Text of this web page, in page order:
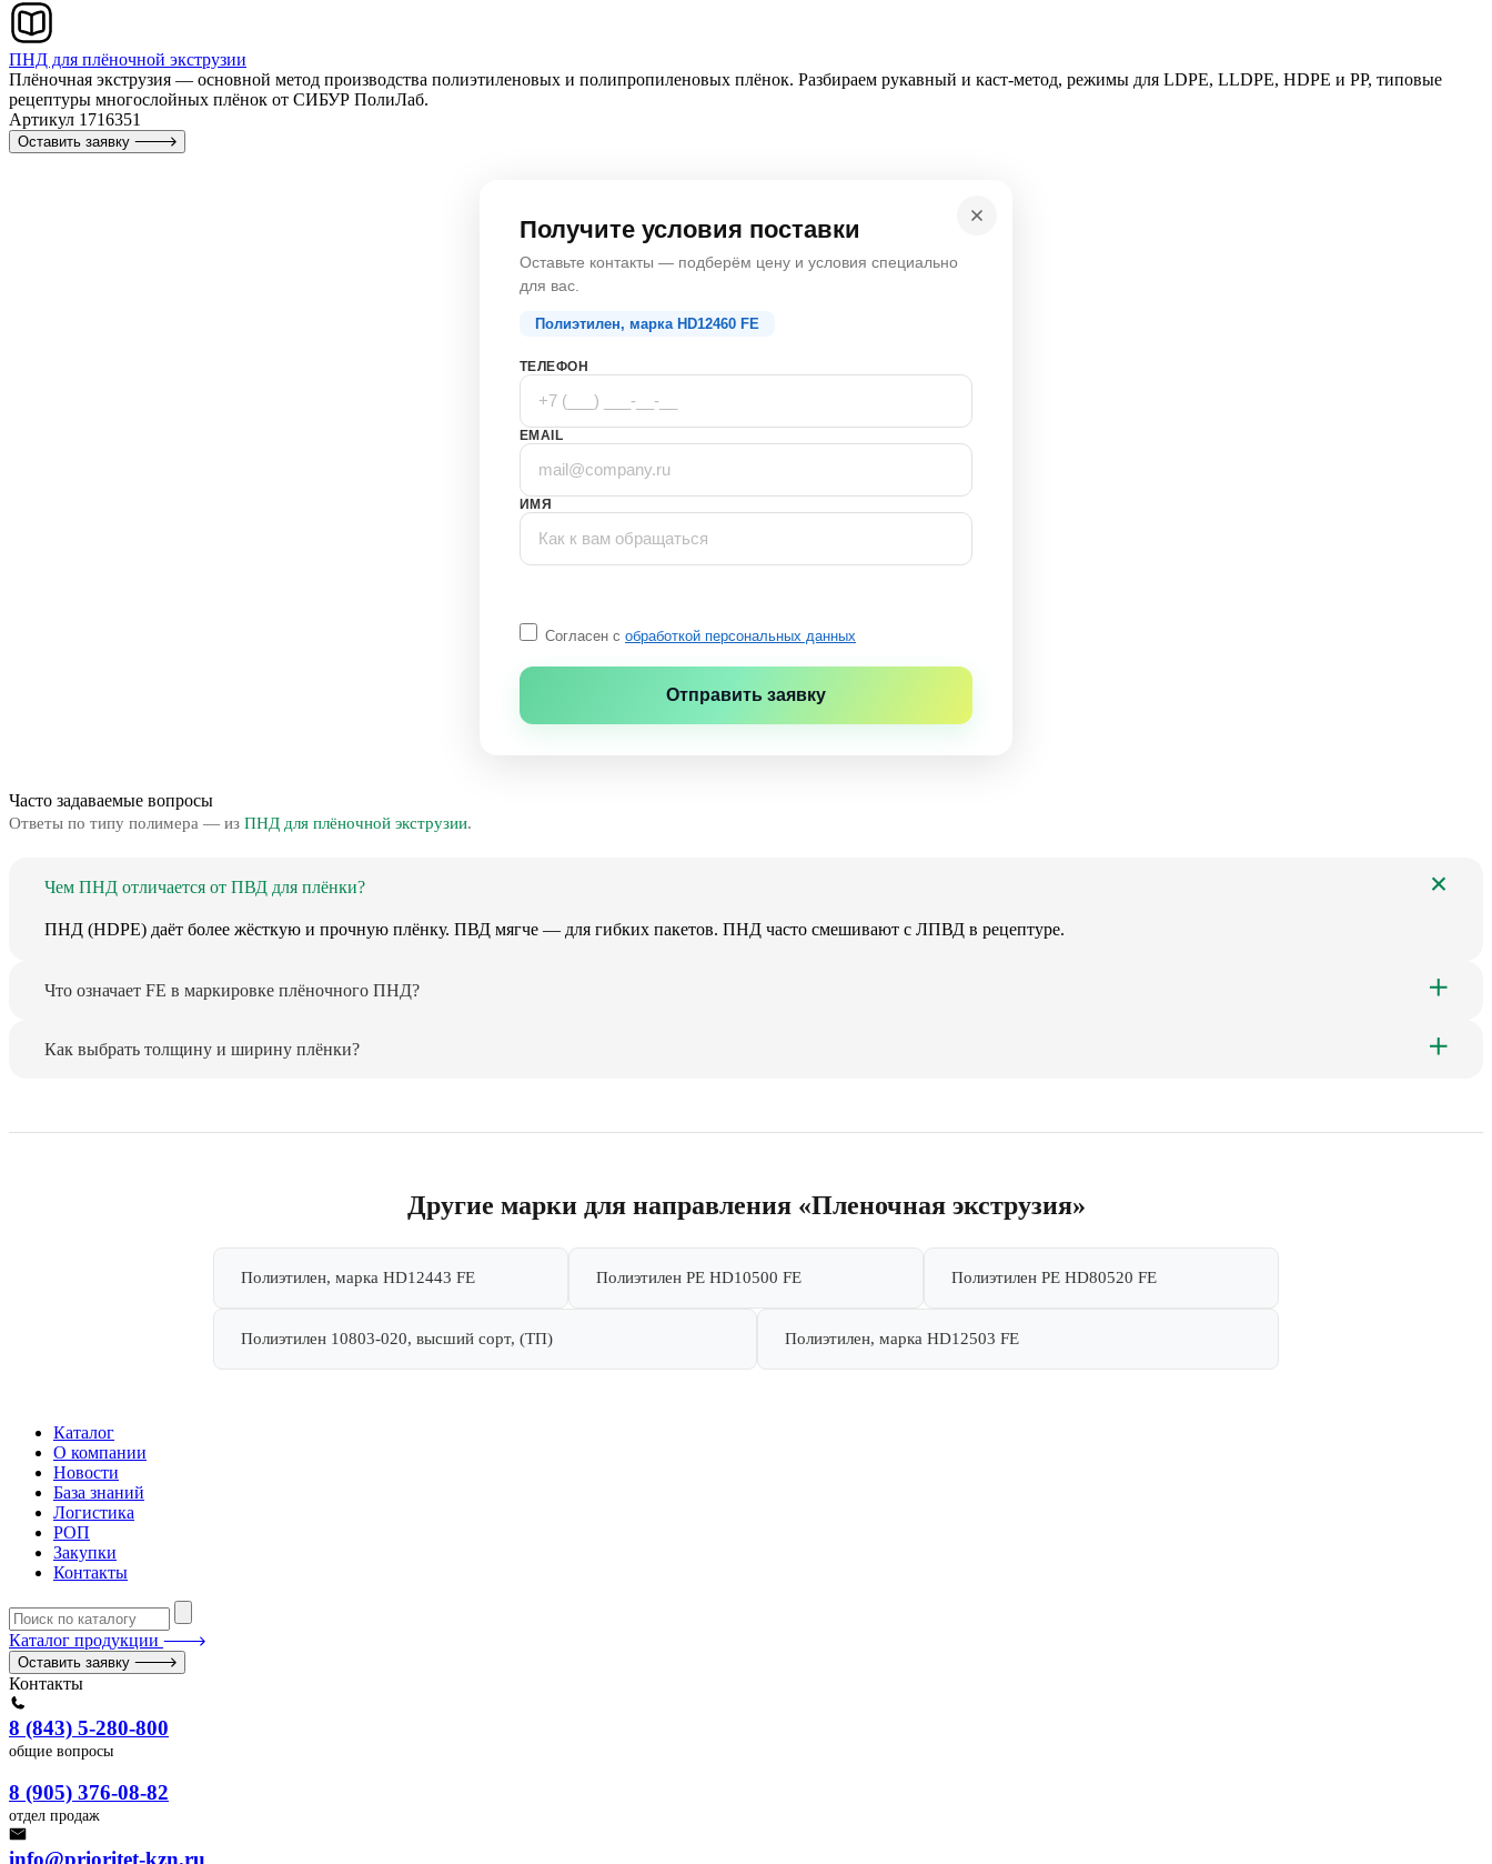
ПНД для плёночной экструзии
Плёночная экструзия — основной метод производства полиэтиленовых и полипропиленовых плёнок. Разбираем рукавный и каст-метод, режимы для LDPE, LLDPE, HDPE и PP, типовые
рецептуры многослойных плёнок от СИБУР ПолиЛаб.
Артикул 1716351
Оставить заявку
Получите условия поставки
Оставьте контакты — подберём цену и условия специально
для вас.
Полиэтилен, марка HD12460 FE
ТЕЛЕФОН
EMAIL
ИМЯ
Согласен с обработкой персональных данных
Отправить заявку
Часто задаваемые вопросы
Ответы по типу полимера — из ПНД для плёночной экструзии.
Чем ПНД отличается от ПВД для плёнки?
ПНД (HDPE) даёт более жёсткую и прочную плёнку. ПВД мягче — для гибких пакетов. ПНД часто смешивают с ЛПВД в рецептуре.
Что означает FE в маркировке плёночного ПНД?
Как выбрать толщину и ширину плёнки?
Другие марки для направления «Пленочная экструзия»
Полиэтилен, марка HD12443 FE Полиэтилен PE HD10500 FE Полиэтилен PE HD80520 FE
Полиэтилен 10803-020, высший сорт, (ТП) Полиэтилен, марка HD12503 FE
Каталог
О компании
Новости
База знаний
Логистика
РОП
Закупки
Контакты
Каталог продукции
Оставить заявку
Контакты
8 (843) 5-280-800
общие вопросы
8 (905) 376-08-82
отдел продаж
info@prioritet-kzn.ru